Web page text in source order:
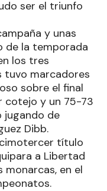
ser el triunfo
y unas
de la temporada
los tres
tuvo marcadores
sobre el final
cotejo y un 75-73
jugando de
Dibb.
título
a Libertad
monarcas, en el